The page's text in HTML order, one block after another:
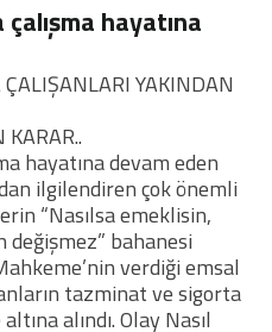
hayatına
YAKINDAN
hayatına devam eden
ilgilendiren çok önemli
“Nasılsa emeklisin,
değişmez” bahanesi
verdiği emsal
tazminat ve sigorta
alındı. Olay Nasıl